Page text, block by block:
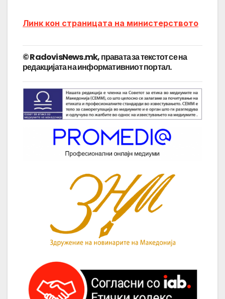
Линк кон страницата на министерството
© RadovisNews.mk, правата за текстот се на
редакцијата на информативниот портал.